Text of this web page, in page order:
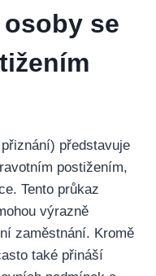
se
představuje
postižením,
Tento průkaz
výrazně
zaměstnání. Kromě
také přináší